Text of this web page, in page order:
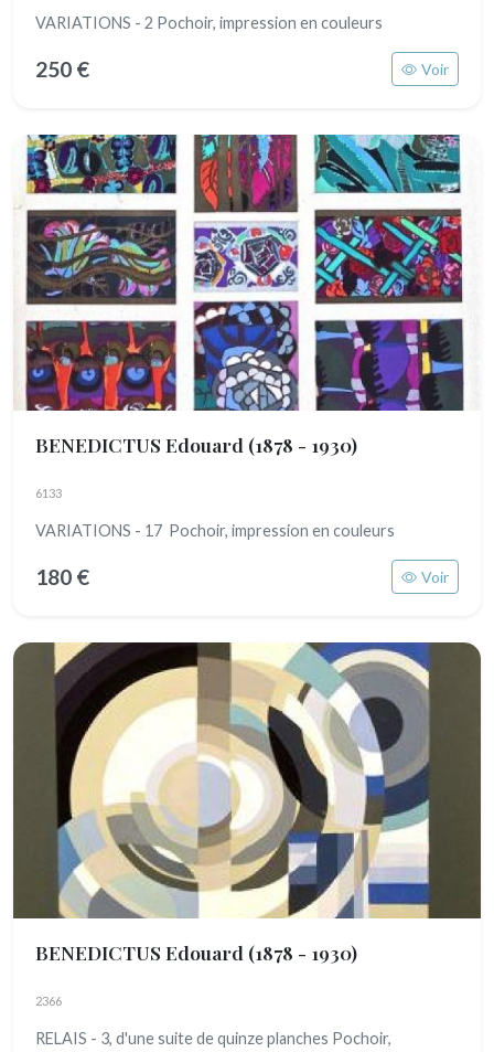
VARIATIONS - 2 Pochoir, impression en couleurs
250 € Voir
BENEDICTUS Edouard (1878 - 1930)
6133
VARIATIONS - 17 Pochoir, impression en couleurs
180 € Voir
BENEDICTUS Edouard (1878 - 1930)
2366
RELAIS - 3, d'une suite de quinze planches Pochoir,